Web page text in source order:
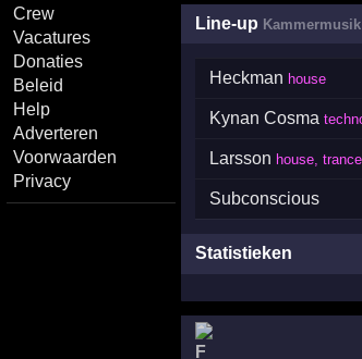
Crew
Vacatures
Donaties
Beleid
Help
Adverteren
Voorwaarden
Privacy
Line-up Kammermusik
Heckman house
Kynan Cosma
Larsson house, trance
Subconscious
Statistieken